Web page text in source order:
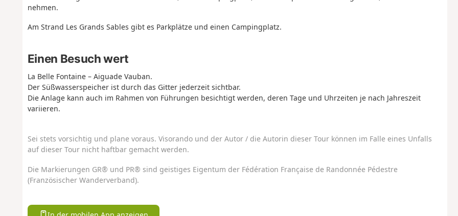
nehmen.
Am Strand Les Grands Sables gibt es Parkplätze und einen Campingplatz.
Einen Besuch wert
La Belle Fontaine – Aiguade Vauban.
Der Süßwasserspeicher ist durch das Gitter jederzeit sichtbar.
Die Anlage kann auch im Rahmen von Führungen besichtigt werden, deren Tage und Uhrzeiten je nach Jahreszeit
variieren.
Sei stets vorsichtig und plane voraus. Visorando und der Autor / die Autorin dieser Tour können im Falle eines Unfalls
auf dieser Tour nicht haftbar gemacht werden.
Die Markierungen GR® und PR® sind geistiges Eigentum der Fédération Française de Randonnée Pédestre
(Französischer Wanderverband).